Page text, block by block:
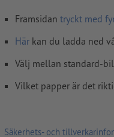
Hur skapar jag
Framsidan tryckt med
Här kan du ladda ned
Välj mellan standard-
Vilket papper är det
Säkerhets- och